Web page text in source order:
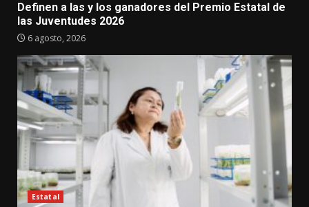
Definen a las y los ganadores del Premio Estatal de
las Juventudes 2026
6 agosto, 2026
Estatal